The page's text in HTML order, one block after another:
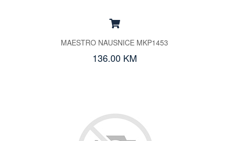
MAESTRO NAUSNICE MKP1453
136.00 KM